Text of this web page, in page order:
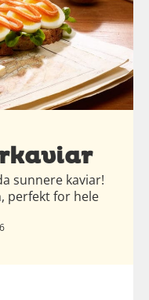
sunnere kaviar!
perfekt for hele